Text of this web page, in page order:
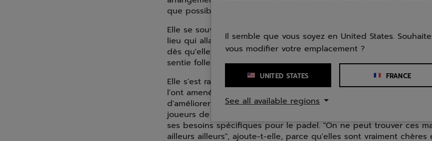
que possible."
Elle se souvient très bien du premier jour où elle a visité
lieu qui allait devenir sa nouvelle maison. Elle réfléchissait encore
dès qu'elle a vu les nouveaux terrains de padel dont elle pourrait
sentie folle de joie, et en une fraction de seconde, sa décision
Elle s'est rapidement mise au travail, en commençant par des
l'ont amenée à suivre un programme d'entraînement sportif
d'améliorer sa puissance et sa force. Bien qu'elle partage le
joueurs de tennis, elle a un entraîneur personnel dévoué qui
ses besoins spécifiques pour le padel. "On ne peut trouver ces
ailleurs ailleurs", ajoute-t-elle, parce qu'elles sont vraiment chères
Il semble que vous soyez en United States.
vous modifier votre emplacement ?
UNITED STATES FRANCE
See all available regions